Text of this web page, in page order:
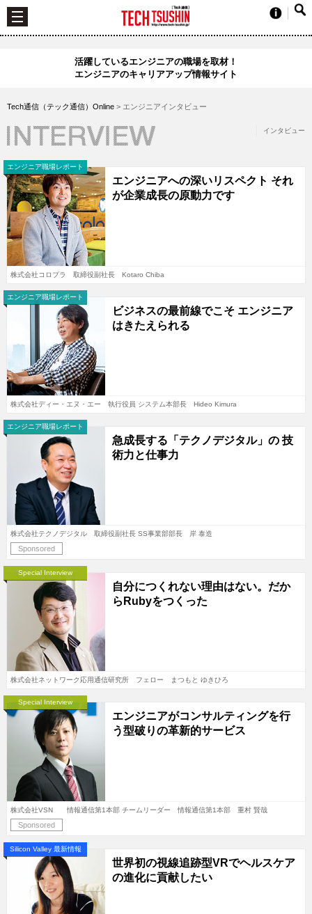
活躍しているエンジニアの職場を取材！
エンジニアのキャリアアップ情報サイト
Tech通信（テック通信）Online > エンジニアインタビュー
インタビュー
エンジニア職場レポート
エンジニアへの深いリスペクト それ
が企業成長の原動力です
株式会社コロプラ 取締役副社長 Kotaro Chiba
エンジニア職場レポート
ビジネスの最前線でこそ エンジニア
はきたえられる
株式会社ディー・エヌ・エー 執行役員 システム本部長 Hideo Kimura
エンジニア職場レポート
急成長する「テクノデジタル」の 技
術力と仕事力
株式会社テクノデジタル 取締役副社長 SS事業部部長 岸 泰造
Sponsored
Special Interview
自分につくれない理由はない。だか
らRubyをつくった
株式会社ネットワーク応用通信研究所 フェロー まつもと ゆきひろ
Special Interview
エンジニアがコンサルティングを行
う型破りの革新的サービス
株式会社VSN 情報通信第1本部 チームリーダー 情報通信第1本部 重村 賢哉
Sponsored
Silicon Valley 最新情報
世界初の視線追跡型VRでヘルスケア
の進化に貢献したい